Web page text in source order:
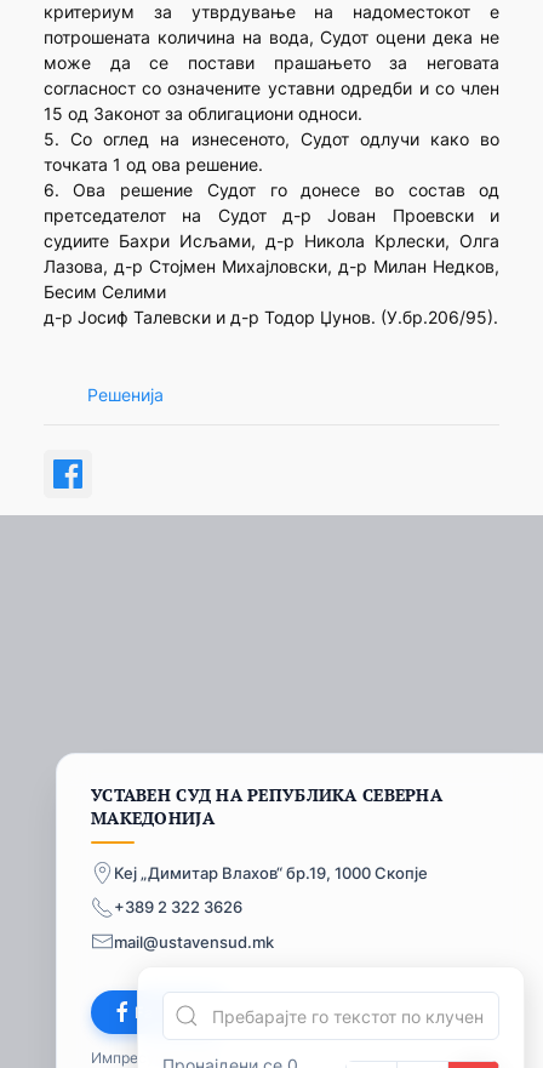
критериум за утврдување на надоместокот е
потрошената количина на вода, Судот оцени дека не
може да се постави прашањето за неговата
согласност со означените уставни одредби и со член
15 од Законот за облигациони односи.
5. Со оглед на изнесеното, Судот одлучи како во
точката 1 од ова решение.
6. Ова решение Судот го донесе во состав од
претседателот на Судот д-р Јован Проевски и
судиите Бахри Исљами, д-р Никола Крлески, Олга
Лазова, д-р Стојмен Михајловски, д-р Милан Недков,
Бесим Селими
д-р Јосиф Талевски и д-р Тодор Џунов. (У.бр.206/95).
Решенија
УСТАВЕН СУД НА РЕПУБЛИКА СЕВЕРНА
МАКЕДОНИЈА
Кеј „Димитар Влахов“ бр.19, 1000 Скопје
+389 2 322 3626
mail@ustavensud.mk
Facebook
Импресум© 2026